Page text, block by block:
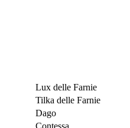
Lux delle Farnie
Tilka delle Farnie
Dago
Contessa